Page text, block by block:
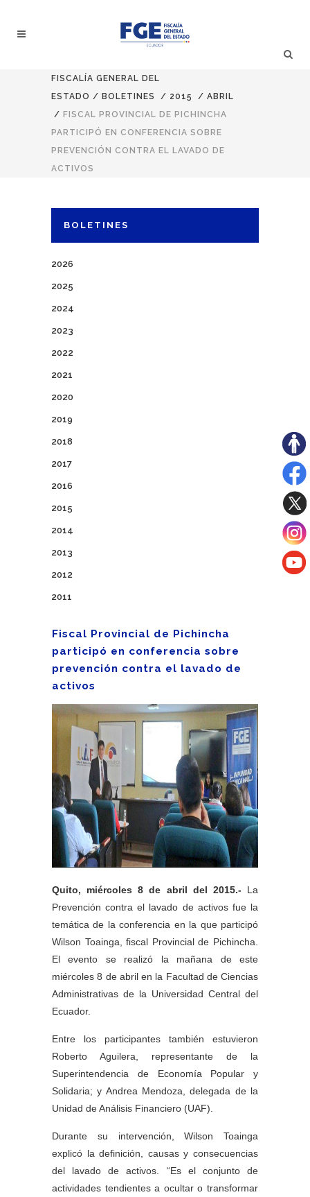
FISCALÍA GENERAL DEL
ESTADO / BOLETINES / 2015 / ABRIL
/ FISCAL PROVINCIAL DE PICHINCHA
PARTICIPÓ EN CONFERENCIA SOBRE
PREVENCIÓN CONTRA EL LAVADO DE
ACTIVOS
BOLETINES
2026
2025
2024
2023
2022
2021
2020
2019
2018
2017
2016
2015
2014
2013
2012
2011
Fiscal Provincial de Pichincha
participó en conferencia sobre
prevención contra el lavado de
activos
Quito, miércoles8 de abril del 2015.- La
Prevención contra el lavado de activos fue la
temática de la conferencia en la que participó
Wilson Toainga, fiscal Provincial de Pichincha.
El evento se realizó la mañana de este
miércoles 8 de abril en la Facultad de Ciencias
Administrativas de la Universidad Central del
Ecuador.
Entre los participantes también estuvieron
Roberto Aguilera, representante de la
Superintendencia de Economía Popular y
Solidaria; y Andrea Mendoza, delegada de la
Unidad de Análisis Financiero (UAF).
Durante su intervención, Wilson Toainga
explicó la definición, causas y consecuencias
del lavado de activos. “Es el conjunto de
actividades tendientes a ocultar o transformar